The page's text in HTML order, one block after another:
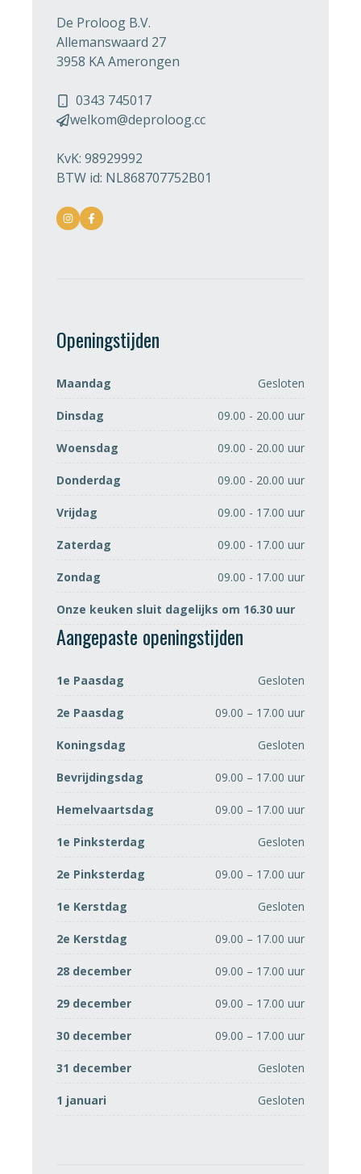
De Proloog B.V.
Allemanswaard 27
3958 KA Amerongen
0343 745017
welkom@deproloog.cc
KvK: 98929992
BTW id: NL868707752B01
Openingstijden
Maandag Gesloten
Dinsdag 09.00 - 20.00 uur
Woensdag 09.00 - 20.00 uur
Donderdag 09.00 - 20.00 uur
Vrijdag 09.00 - 17.00 uur
Zaterdag 09.00 - 17.00 uur
Zondag 09.00 - 17.00 uur
Onze keuken sluit dagelijks om 16.30 uur
Aangepaste openingstijden
1e Paasdag Gesloten
2e Paasdag 09.00 – 17.00 uur
Koningsdag Gesloten
Bevrijdingsdag 09.00 – 17.00 uur
Hemelvaartsdag 09.00 – 17.00 uur
1e Pinksterdag Gesloten
2e Pinksterdag 09.00 – 17.00 uur
1e Kerstdag Gesloten
2e Kerstdag 09.00 – 17.00 uur
28 december 09.00 – 17.00 uur
29 december 09.00 – 17.00 uur
30 december 09.00 – 17.00 uur
31 december Gesloten
1 januari Gesloten